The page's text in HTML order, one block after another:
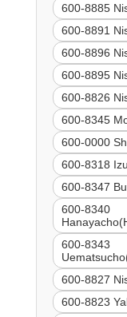
600-8885
600-8891
600-8896
600-8895
600-8826
600-8345
600-0000
600-8318
600-8347
600-8340
600-8343
600-8827
600-8823